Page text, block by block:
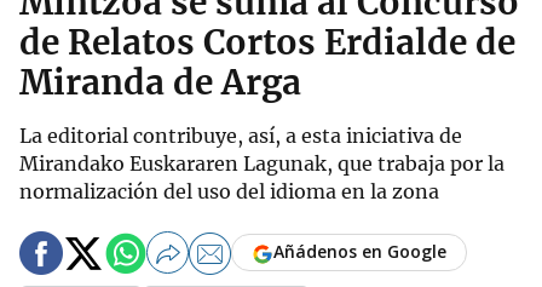
de Relatos Cortos Erdialde de
Miranda de Arga
La editorial contribuye, así, a esta iniciativa de
Mirandako Euskararen Lagunak, que trabaja por la
normalización del uso del idioma en la zona
Añádenos en Google